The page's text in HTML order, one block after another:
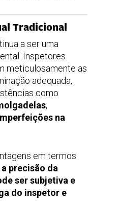
Tradicional
a ser uma
Inspetores
meticulosamente as
adequada,
como
,
na
em termos
a precisão da
ser subjetiva e
do inspetor e